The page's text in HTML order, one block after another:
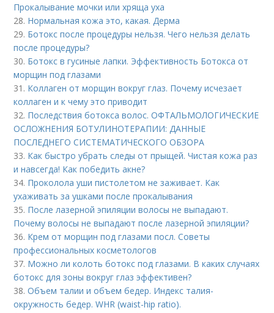
Прокалывание мочки или хряща уха
28. Нормальная кожа это, какая. Дерма
29. Ботокс после процедуры нельзя. Чего нельзя делать
после процедуры?
30. Ботокс в гусиные лапки. Эффективность Ботокса от
морщин под глазами
31. Коллаген от морщин вокруг глаз. Почему исчезает
коллаген и к чему это приводит
32. Последствия ботокса волос. ОФТАЛЬМОЛОГИЧЕСКИЕ
ОСЛОЖНЕНИЯ БОТУЛИНОТЕРАПИИ: ДАННЫЕ
ПОСЛЕДНЕГО СИСТЕМАТИЧЕСКОГО ОБЗОРА
33. Как быстро убрать следы от прыщей. Чистая кожа раз
и навсегда! Как победить акне?
34. Проколола уши пистолетом не заживает. Как
ухаживать за ушками после прокалывания
35. После лазерной эпиляции волосы не выпадают.
Почему волосы не выпадают после лазерной эпиляции?
36. Крем от морщин под глазами посл. Советы
профессиональных косметологов
37. Можно ли колоть ботокс под глазами. В каких случаях
ботокс для зоны вокруг глаз эффективен?
38.Объем талии и объем бедер. Индекс талия-
окружность бедер. WHR (waist-hip ratio).